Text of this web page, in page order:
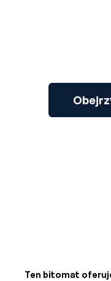
Ten bitomat